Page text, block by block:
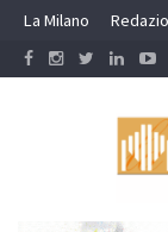
Skip
content
La Milano